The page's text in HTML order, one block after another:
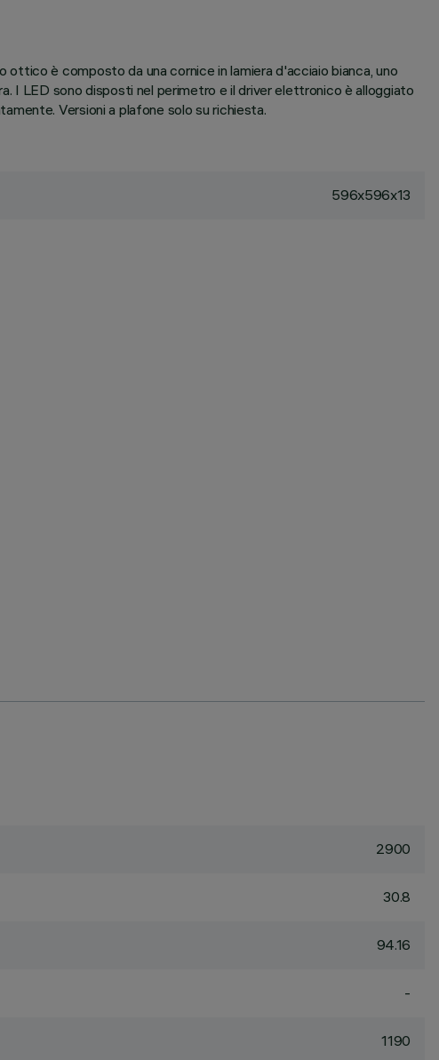
è composto da una cornice in lamiera d'acciaio bianca, uno
I LED sono disposti nel perimetro e il driver elettronico è alloggiato
Versioni a plafone solo su richiesta.
596x596x13
2900
30.8
94.16
-
1190